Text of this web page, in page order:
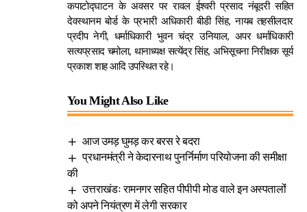
कपाटोद्घाटन के अवसर पर रावल ईश्वरी प्रसाद नंबूदरी सहित
देवस्थानम बोर्ड के प्रभारी अधिकारी बीडी सिंह, नायब तहसीलदार
प्रदीप नेगी, धर्माधिकारी भुवन चंद्र उनियाल, अपर धर्माधिकारी
सत्यप्रसाद चमोला, थानाध्यक्ष सत्येंद्र सिंह, अभिसूचना निरीक्षक सूर्य
प्रकाश शाह आदि उपस्थित रहे।
You Might Also Like
आज उमड़ घुमड़ कर बरस रे बदरा
प्रधानमंत्री ने केदारनाथ पुनर्निर्माण परियोजना की समीक्षा
की
उत्तराखंडः रामनगर सहित पीपीपी मोड वाले इन अस्पतालोंं
को अपने नियंत्रण में लेगी सरकार